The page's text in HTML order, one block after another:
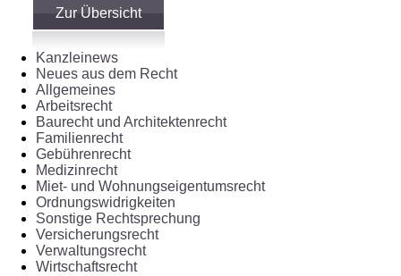
Zur Übersicht
Kanzleinews
Neues aus dem Recht
Allgemeines
Arbeitsrecht
Baurecht und Architektenrecht
Familienrecht
Gebührenrecht
Medizinrecht
Miet- und Wohnungseigentumsrecht
Ordnungswidrigkeiten
Sonstige Rechtsprechung
Versicherungsrecht
Verwaltungsrecht
Wirtschaftsrecht